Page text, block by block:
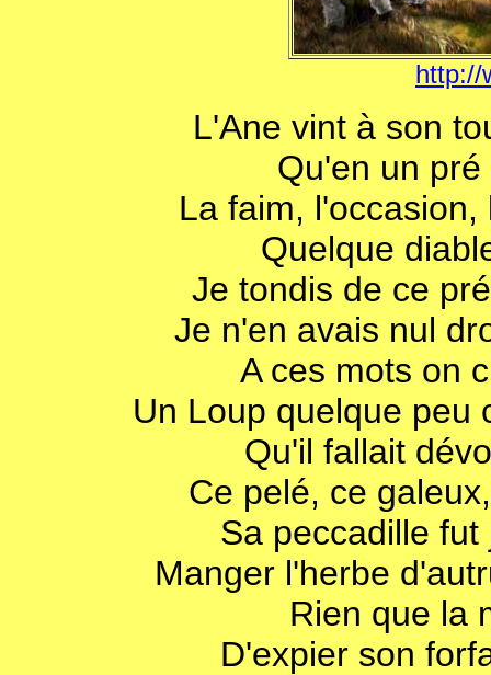
http://
L'Ane vint à son
Qu'en un
La faim,
Quelque
Je tondis de ce
Je n'en avais nul
A ces mots on
Un Loup quelque peu
Qu'il fallait
Ce pelé, ce
Sa peccadille
Manger l'herbe
Rien que la
D'expier son